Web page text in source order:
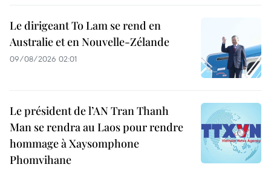
Le dirigeant To Lam se rend en
Australie et en Nouvelle-Zélande
09/08/2026 02:01
Le président de l’AN Tran Thanh
Man se rendra au Laos pour rendre
hommage à Xaysomphone
Phomvihane